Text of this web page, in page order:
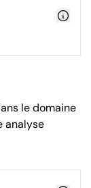
le domaine
analyse